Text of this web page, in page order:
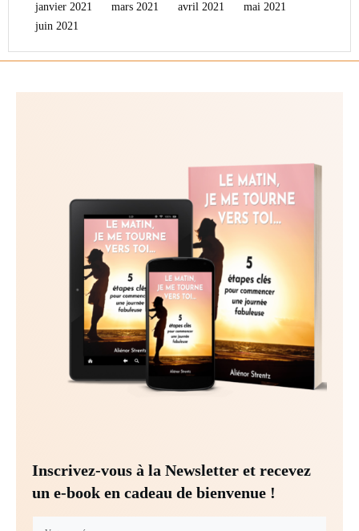
janvier 2021 mars 2021 avril 2021
mai 2021
juin 2021
Inscrivez-vous à la Newsletter et recevez
un e-book en cadeau de bienvenue !